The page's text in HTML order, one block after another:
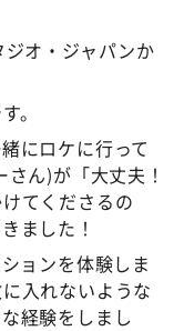
オ・ジャパンか
。
にロケに行って
ん)が「大丈夫！
てくださるの
ました！
ョンを体験しま
入れないような
経験をしまし